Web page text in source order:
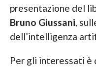
presentazione del
Bruno Giussani ,
dell’intelligenza
Per gli interessati è